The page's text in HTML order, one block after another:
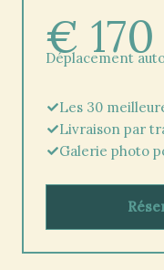
€ 170
Déplacement
Les 30
Livraison par
Galerie photo